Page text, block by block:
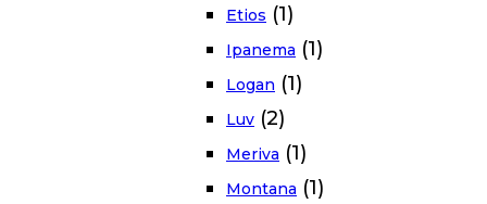
Etios (1)
Ipanema (1)
Logan (1)
Luv (2)
Meriva (1)
Montana (1)